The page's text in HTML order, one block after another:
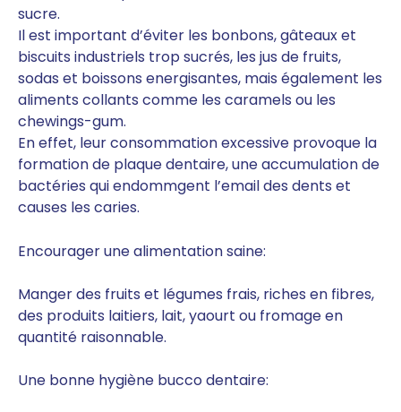
sucre.
Il est important d’éviter les bonbons, gâteaux et
biscuits industriels trop sucrés, les jus de fruits,
sodas et boissons energisantes, mais également les
aliments collants comme les caramels ou les
chewings-gum.
En effet, leur consommation excessive provoque la
formation de plaque dentaire, une accumulation de
bactéries qui endommgent l’email des dents et
causes les caries.
Encourager une alimentation saine:
Manger des fruits et légumes frais, riches en fibres,
des produits laitiers, lait, yaourt ou fromage en
quantité raisonnable.
Une bonne hygiène bucco dentaire: